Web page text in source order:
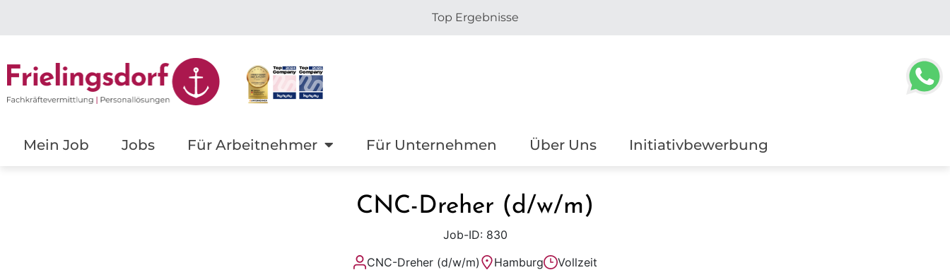
Top Ergebnisse
Mein Job Jobs Für Arbeitnehmer Für Unternehmen Über Uns Initiativbewerbung
CNC-Dreher (d/w/m)
Job-ID: 830
CNC-Dreher (d/w/m)
Hamburg Vollzeit